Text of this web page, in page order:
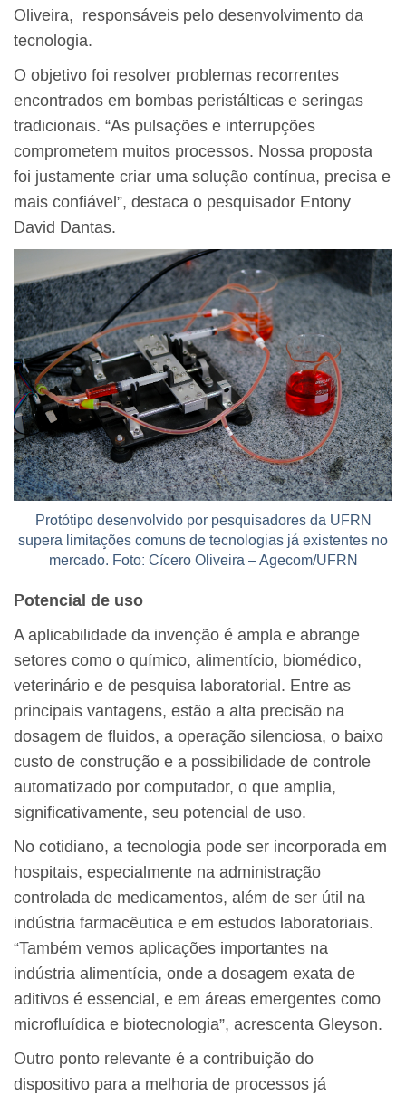
Oliveira, responsáveis pelo desenvolvimento da
tecnologia.
O objetivo foi resolver problemas recorrentes
encontrados em bombas peristálticas e seringas
tradicionais. “As pulsações e interrupções
comprometem muitos processos. Nossa proposta
foi justamente criar uma solução contínua, precisa e
mais confiável”, destaca o pesquisador Entony
David Dantas.
Protótipo desenvolvido por pesquisadores da UFRN
supera limitações comuns de tecnologias já existentes no
mercado. Foto: Cícero Oliveira – Agecom/UFRN
Potencial de uso
A aplicabilidade da invenção é ampla e abrange
setores como o químico, alimentício, biomédico,
veterinário e de pesquisa laboratorial. Entre as
principais vantagens, estão a alta precisão na
dosagem de fluidos, a operação silenciosa, o baixo
custo de construção e a possibilidade de controle
automatizado por computador, o que amplia,
significativamente, seu potencial de uso.
No cotidiano, a tecnologia pode ser incorporada em
hospitais, especialmente na administração
controlada de medicamentos, além de ser útil na
indústria farmacêutica e em estudos laboratoriais.
“Também vemos aplicações importantes na
indústria alimentícia, onde a dosagem exata de
aditivos é essencial, e em áreas emergentes como
microfluídica e biotecnologia”, acrescenta Gleyson.
Outro ponto relevante é a contribuição do
dispositivo para a melhoria de processos já